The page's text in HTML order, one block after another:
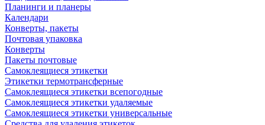
Планинги и планеры
Календари
Конверты, пакеты
Почтовая упаковка
Конверты
Пакеты почтовые
Самоклеящиеся этикетки
Этикетки термотрансферные
Самоклеящиеся этикетки всепогодные
Самоклеящиеся этикетки удаляемые
Самоклеящиеся этикетки универсальные